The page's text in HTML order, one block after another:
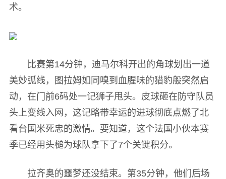
术。
比赛第14分钟，迪马尔科开出的角球划出一道
美妙弧线，图拉姆如同嗅到血腥味的猎豹般突然启
动，在门前6码处一记狮子甩头。皮球砸在防守队员
头上变线入网，这记略带幸运的进球彻底点燃了北
看台国米死忠的激情。要知道，这个法国小伙本赛
季已经用头槌为球队拿下了7个关键积分。
拉齐奥的噩梦还没结束。第35分钟，他们后场